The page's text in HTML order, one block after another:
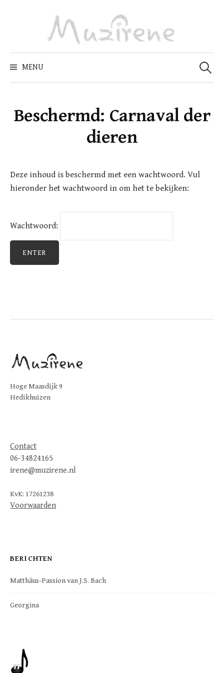
MENU
Zoeken
naar:
Beschermd: Carnaval der
dieren
Deze inhoud is beschermd met een wachtwoord. Vul
hieronder het wachtwoord in om het te bekijken:
Wachtwoord:
Hoge Maasdijk 9
Hedikhuizen
Contact
06-34824165
irene@muzirene.nl
KvK: 17261238
Voorwaarden
BERICHTEN
Matthäus-Passion van J.S. Bach
Georgina